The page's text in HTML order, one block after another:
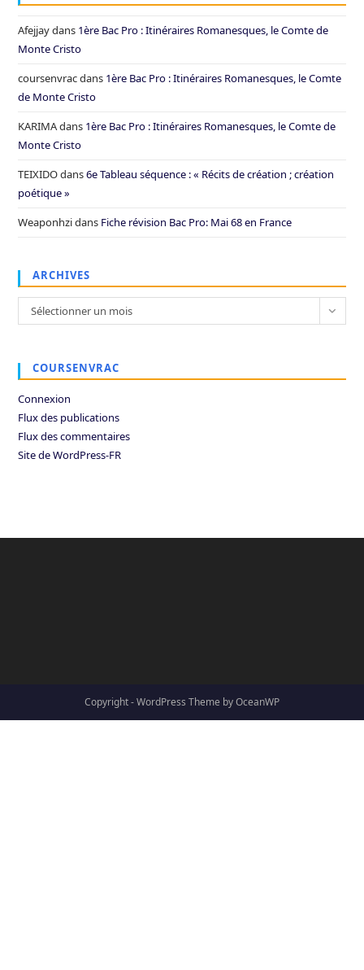
Afejjaydans 1ère Bac Pro : Itinéraires Romanesques, le Comte de
Monte Cristo
coursenvracdans 1ère Bac Pro : Itinéraires Romanesques, le Comte
de Monte Cristo
KARIMAdans 1ère Bac Pro : Itinéraires Romanesques, le Comte de
Monte Cristo
TEIXIDOdans6e Tableau séquence : « Récits de création ; création
poétique »
Weaponhzidans Fiche révision Bac Pro: Mai 68 en France
ARCHIVES
Archives
Sélectionner un mois
COURSENVRAC
Connexion
Flux des publications
Flux des commentaires
Site de WordPress-FR
Copyright - WordPress Theme by OceanWP